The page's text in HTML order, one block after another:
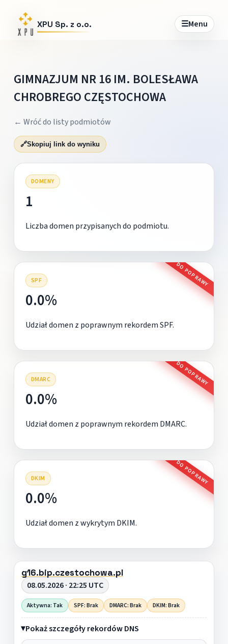
XPU Sp. z o.o. ☰Menu
GIMNAZJUM NR 16 IM. BOLESŁAWA
CHROBREGO CZĘSTOCHOWA
← Wróć do listy podmiotów
🔗Skopiuj link do wyniku
DOMENY
1
Liczba domen przypisanych do podmiotu.
SPF DO POPRAWY
0.0%
Udział domen z poprawnym rekordem SPF.
DMARC DO POPRAWY
0.0%
Udział domen z poprawnym rekordem DMARC.
DKIM DO POPRAWY
0.0%
Udział domen z wykrytym DKIM.
g16.bip.czestochowa.pl
08.05.2026 · 22:25 UTC
Aktywna: Tak SPF: Brak DMARC: Brak DKIM: Brak
Pokaż szczegóły rekordów DNS